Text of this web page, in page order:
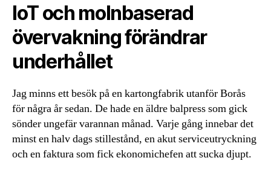
IoT och molnbaserad
övervakning förändrar
underhållet
Jag minns ett besök på en kartongfabrik utanför Borås
för några år sedan. De hade en äldre balpress som gick
sönder ungefär varannan månad. Varje gång innebar det
minst en halv dags stillestånd, en akut serviceutryckning
och en faktura som fick ekonomichefen att sucka djupt.